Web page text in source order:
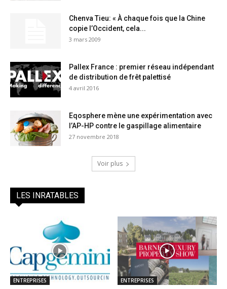
Chenva Tieu: « À chaque fois que la Chine
copie l’Occident, cela...
3 mars 2009
Pallex France : premier réseau indépendant
de distribution de frêt palettisé
4 avril 2016
Eqosphere mène une expérimentation avec
l’AP-HP contre le gaspillage alimentaire
27 novembre 2018
Voir plus
LES INRATABLES
ENTREPRISES ENTREPRISES